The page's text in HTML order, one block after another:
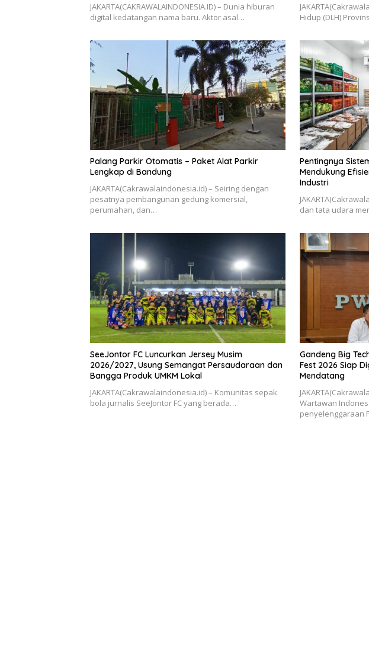
JAKARTA(CAKRAWALAINDONESIA.ID) – Dunia hiburan
digital kedatangan nama baru. Aktor asal…
Hidup (DLH)
Palang Parkir Otomatis – Paket Alat Parkir
Lengkap di Bandung
JAKARTA(Cakrawalaindonesia.id) – Seiring dengan
pesatnya pembangunan gedung komersial,
perumahan, dan…
Pentingnya
Mendukung
Industri
dan tata udara
SeeJontor FC Luncurkan Jersey Musim
2026/2027, Usung Semangat Persaudaraan dan
Bangga Produk UMKM Lokal
JAKARTA(Cakrawalaindonesia.id) – Komunitas sepak
bola jurnalis SeeJontor FC yang berada…
Gandeng Big
Fest 2026 Siap
Mendatang
Wartawan
penyelenggaraan